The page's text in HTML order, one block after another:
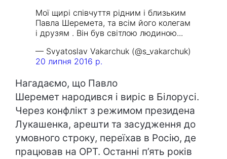
Мої щирі співчуття рідним і близьким
Павла Шеремета, та всім його колегам
і друзям . Він був світлою людиною...
— Svyatoslav Vakarchuk (@s_vakarchuk)
20 липня 2016 р.
Нагадаємо, що Павло
Шеремет народився і виріс в Білорусі.
Через конфлікт з режимом президена
Лукашенка, арешти та засудження до
умовного строку, переїхав в Росію, де
працював на ОРТ. Останні п’ять років